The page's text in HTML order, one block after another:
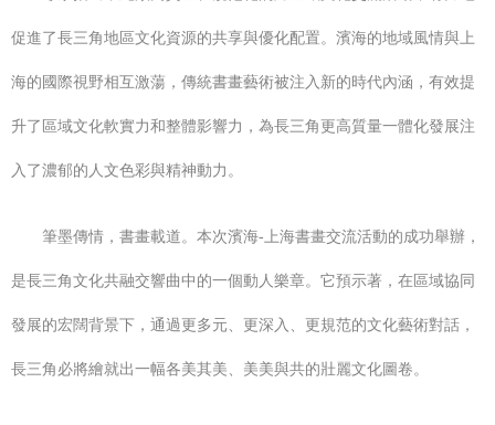
促進了長三角地區文化資源的共享與優化配置。濱海的地域風情與上
海的國際視野相互激蕩，傳統書畫藝術被注入新的時代內涵，有效提
升了區域文化軟實力和整體影響力，為長三角更高質量一體化發展注
入了濃郁的人文色彩與精神動力。
筆墨傳情，書畫載道。本次濱海-上海書畫交流活動的成功舉辦，
是長三角文化共融交響曲中的一個動人樂章。它預示著，在區域協同
發展的宏闊背景下，通過更多元、更深入、更規范的文化藝術對話，
長三角必將繪就出一幅各美其美、美美與共的壯麗文化圖卷。